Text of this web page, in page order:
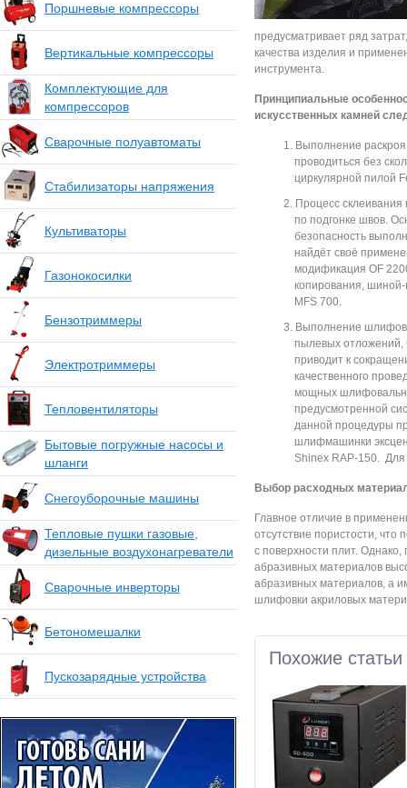
Поршневые компрессоры
Вертикальные компрессоры
Комплектующие для
компрессоров
Сварочные полуавтоматы
Стабилизаторы напряжения
Культиваторы
Газонокосилки
Бензотриммеры
Электротриммеры
Тепловентиляторы
Бытовые погружные насосы и
шланги
Снегоуборочные машины
Тепловые пушки газовые,
дизельные воздухонагреватели
Сварочные инверторы
Бетономешалки
Пускозарядные устройства
предусматривает ряд
качества изделия и
инструмента.
Принципиальные
искусственных камней
Выполнение
проводиться без
циркулярной пилой
Процесс
по подгонке швов.
безопасность
найдёт своё
модификация OF
копирования,
MFS 700.
Выполнение
пылевых отложений,
приводит к
качественного
мощных
предусмотренной
данной процедуры
шлифмашинки
Shinex RAP-150.
Выбор расходных
Главное отличие в
отсутствие пористости, что
с поверхности плит.
абразивных материалов
абразивных материалов, а
шлифовки акриловых
Похожие статьи